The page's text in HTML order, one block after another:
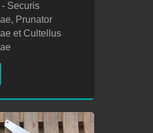
- Securis
Prunator
et Cultellus